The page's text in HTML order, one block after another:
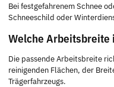
Bei festgefahrenem Schnee
Schneeschild oder
Welche Arbeitsbreite
Die passende Arbeitsbreite
reinigenden Flächen, der
Trägerfahrzeugs.